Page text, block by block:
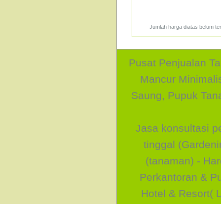
Jumlah harga diatas belum
Pusat Penjualan
Mancur
Saung, Pupuk
Jasa konsultasi
tinggal
(tanaman) -
Perkantoran &
Hotel & Resort(